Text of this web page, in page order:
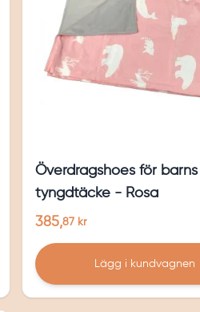
Överdragshoes för barns
tyngdtäcke - Rosa
385,87 kr
Lägg i kundvagnen